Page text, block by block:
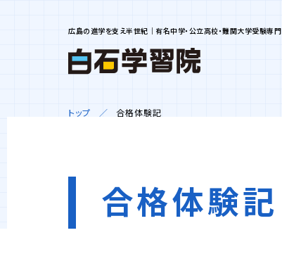
広島の進学を支え半世紀｜有名中学・公立高校・難関大学受験専門
合格体験記
トップ 合格体験記